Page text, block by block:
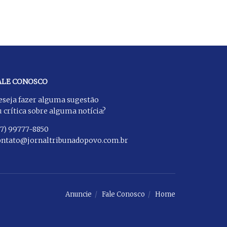
CONOSCO
fazer alguma sugestão
crítica sobre alguma notícia?
99777-8850
Anuncie Fale Conosco Home